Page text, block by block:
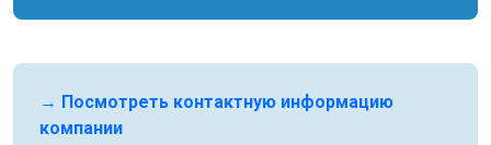
→ Посмотреть контактную информацию
компании